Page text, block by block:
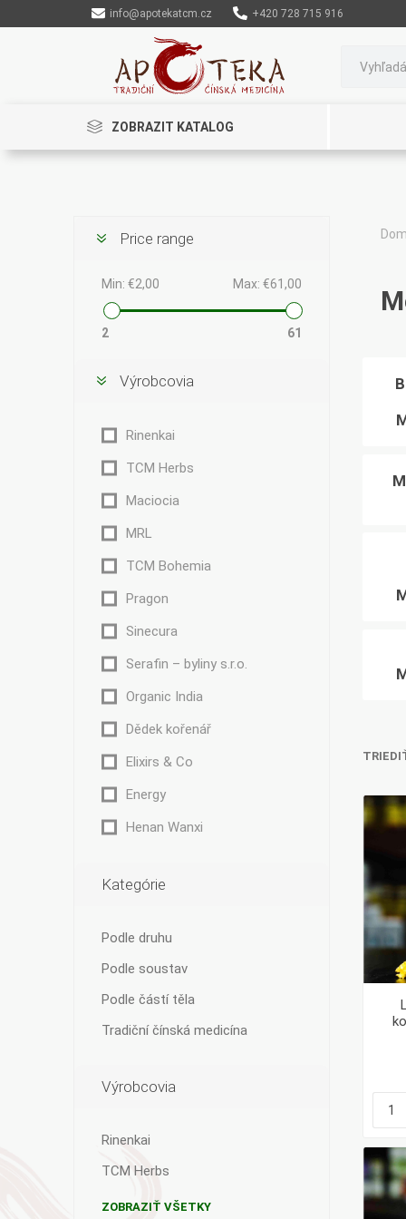
info@apotekatcm.cz +420 728 715 916
ZOBRAZIT KATALOG
Cannaderm
Ostatní
Price range
Min: €2,00 Max: €61,00
2 61
Výrobcovia
Rinenkai
TCM Herbs
Maciocia
MRL
TCM Bohemia
Pragon
Sinecura
Serafin – byliny s.r.o.
Organic India
Dědek kořenář
Elixirs & Co
Energy
Henan Wanxi
Kategórie
Podle druhu
Podle soustav
Podle částí těla
Tradiční čínská medicína
Výrobcovia
Rinenkai
TCM Herbs
ZOBRAZIŤ VŠETKY